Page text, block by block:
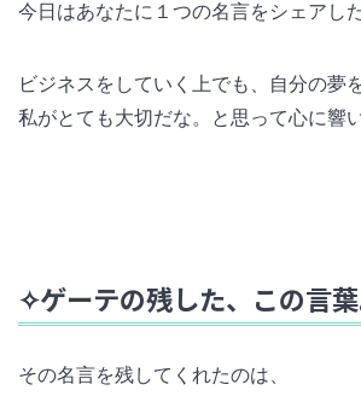
今日はあなたに１つの名言をシェアし
ビジネスをしていく上でも、自分の夢
私がとても大切だな。と思って心に響
✧ゲーテの残した、この言葉
その名言を残してくれたのは、